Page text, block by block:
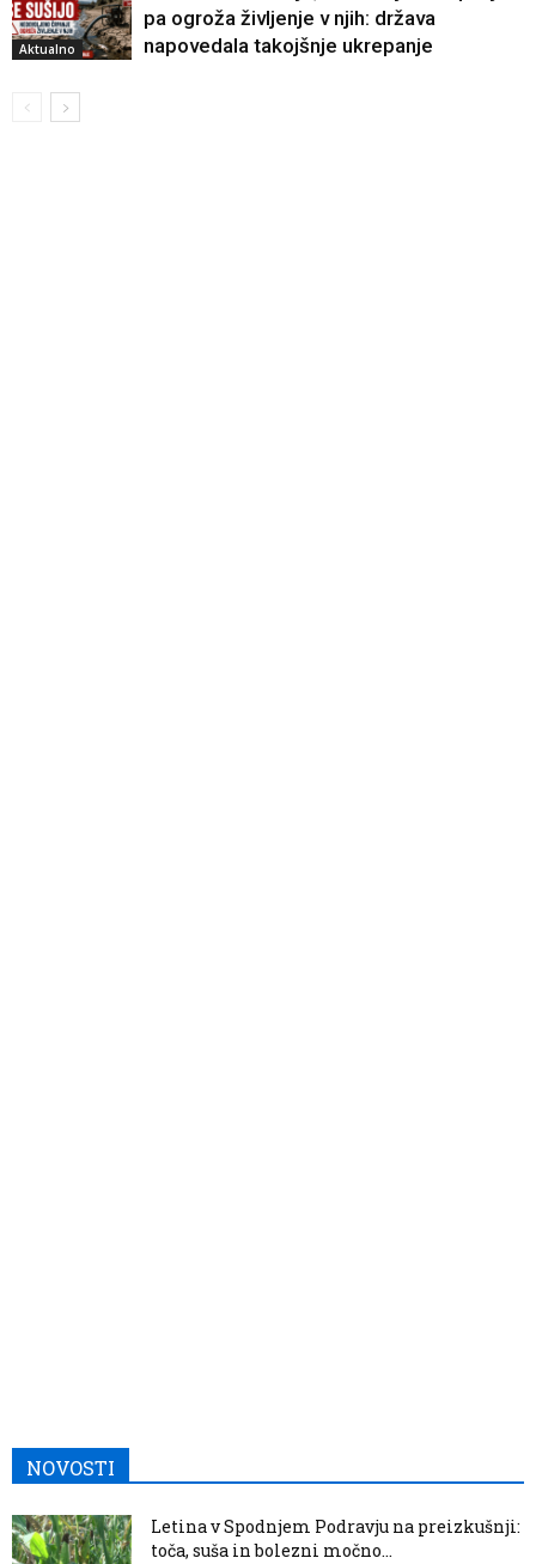
Aktualno
pa ogroža življenje v njih: država
napovedala takojšnje ukrepanje
NOVOSTI
Letina v Spodnjem Podravju na preizkušnji:
toča, suša in bolezni močno...